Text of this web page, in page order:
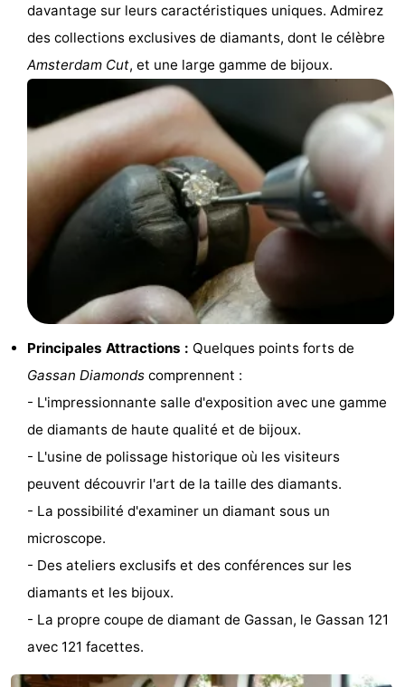
Shopping
Marchés
Grands
Magasins
Faire
vélo
Événements
Spécial
Canaux
Coffeeshops
homosexuelle
Quartier
Ville
diamant
dans
centre
Parcs
jardins
de
Environs
davantage sur leurs caractéristiques uniques. Admirez
des collections exclusives de diamants, dont le célèbre
Amsterdam Cut, et une large gamme de bijoux.
Principales Attractions : Quelques points forts de
Gassan Diamonds comprennent :
- L'impressionnante salle d'exposition avec une gamme
de diamants de haute qualité et de bijoux.
- L'usine de polissage historique où les visiteurs
peuvent découvrir l'art de la taille des diamants.
- La possibilité d'examiner un diamant sous un
microscope.
- Des ateliers exclusifs et des conférences sur les
diamants et les bijoux.
- La propre coupe de diamant de Gassan, le Gassan 121
avec 121 facettes.